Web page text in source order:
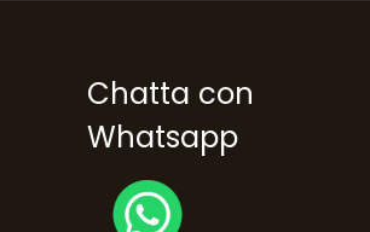
Chatta con
Whatsapp